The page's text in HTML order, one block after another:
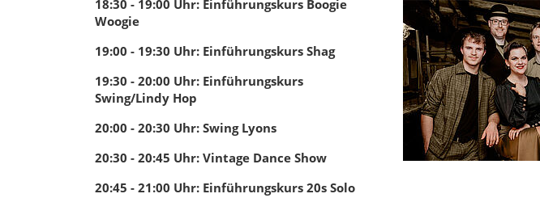
18:30 - 19:00 Uhr: Einführungskurs Boogie
Woogie
19:00 - 19:30 Uhr: Einführungskurs Shag
19:30 - 20:00 Uhr: Einführungskurs
Swing/Lindy Hop
20:00 - 20:30 Uhr: Swing Lyons
20:30 - 20:45 Uhr: Vintage Dance Show
20:45 - 21:00 Uhr: Einführungskurs 20s Solo